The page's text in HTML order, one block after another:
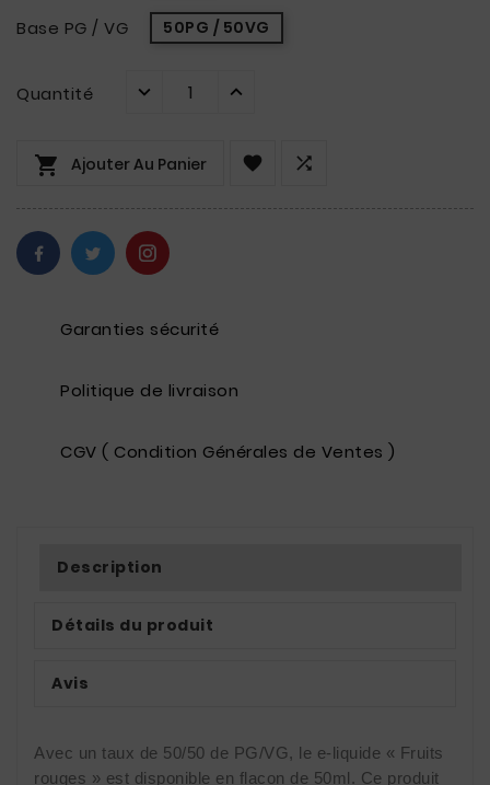
Base PG / VG 50PG / 50VG
Quantité
 Ajouter Au Panier  
Garanties sécurité
Politique de livraison
CGV ( Condition Générales de Ventes )
Description
Détails du produit
Avis
Avec un taux de 50/50 de PG/VG, le e-liquide « Fruits
rouges » est disponible en flacon de 50ml. Ce produit